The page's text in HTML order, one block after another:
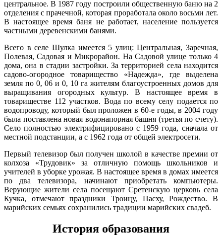
12:06:8501002:139
Марий Эл, р-н Оршанский, с
Шулка, мкр микрорайон, д 7
зу нет
12:06:8501002:141
Марий Эл, р-н Оршанский, с
Шулка, мкр микрорайон, д 7
12:06:8501002:145
Шулка, мкр микрорайон, д 7
зу нет
12:06:8501002:147
Марий Эл, р-н Оршанский, с
Шулка, мкр микрорайон, д 7
зу нет
12:06:8501002:153
Марий Эл, р-н Оршанский, с
Шулка, мкр микрорайон, д 7
зу нет
12:06:8501002:154
Марий Эл, р-н Оршанский, с
Шулка, мкр микрорайон, д 7
зу нет
12:06:8501002:156
Марий Эл, р-н Оршанский, с
Шулка, мкр микрорайон, д 7
зу нет
12:06:8501002:157
Марий Эл, р-н Оршанский, с
Шулка, мкр микрорайон, д 7
зу нет
12:06:8501002:165
Марий Эл, р-н Оршанский, с
Шулка, мкр микрорайон, д 7
зу нет
12:06:8501002:168
Марий Эл, р-н Оршанский, с
Шулка, мкр микрорайон, д 7
зу нет
12:06:8501002:171
Марий Эл, р-н Оршанский, с
Шулка, мкр микрорайон, д 7
зу нет
12:06:8501002:172
Марий Эл, р-н Оршанский, с
зу нет
12:06:8501002:176
Марий Эл, р-н Оршанский, с
Шулка, мкр микрорайон, д 7
зу
-0.3°
748
94%
4.5
16.02
15:00
0.5°
747
95%
4.4
270°
16.02
18:00
-1.5°
746
90%
3.4
241°
центральное. В 1987 году построили общественную баню на 2
отделения с прачечной, которая проработала около восьми лет.
В настоящее время баня не работает, население пользуется
частными деревенскими банями.
Всего в селе Шулка имеется 5 улиц: Центральная, Заречная,
Полевая, Садовая и Микрорайон. На Садовой улице только 4
дома, она в стадии застройки. За территорией села находится
садово-огородное товарищество «Надежда», где выделена
земля по 0, 06 и 0, 10 га жителям благоустроенных домов для
выращивания огородных культур. В настоящее время в
товариществе 112 участков. Вода по всему селу подается по
водопроводу, который был проложен в 60-е годы, в 2004 году
была поставлена новая водонапорная башня (третья по счету).
Село полностью электрифицировано с 1959 года, сначала от
местной подстанции, а с 1962 года от общей электросети.
Первый телевизор был получен школой в качестве премии от
колхоза «Трудовик» за отличную помощь школьников и
учителей в уборке урожая. В настоящее время в домах имеется
по два телевизора, начинают приобретать компьютеры.
Верующие жители села посещают Сретенскую церковь села
Кучка, отмечают праздники Троицу, Пасху, Рождество. В
марийских семьях сохранились традиции марийских свадеб.
История образования